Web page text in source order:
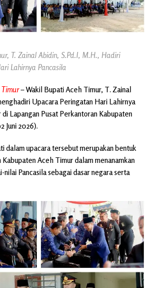
T. Zainal Abidin, S.Pd.I, M.H., Hadiri
Lahirnya Pancasila
Timur– Wakil Bupati Aceh Timur, T. Zainal
Upacara Peringatan Hari Lahirnya
di Lapangan Pusat Perkantoran Kabupaten
Juni 2026).
dalam upacara tersebut merupakan bentuk
Aceh Timur dalam menanamkan
nilai Pancasila sebagai dasar negara serta